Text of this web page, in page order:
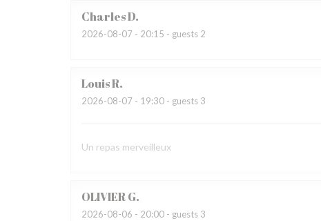
CharlesD
2026-08-07 - 20:15 - guests 2
LouisR
2026-08-07 - 19:30 - guests 3
Un repas merveilleux
OLIVIERG
2026-08-06 - 20:00 - guests 3